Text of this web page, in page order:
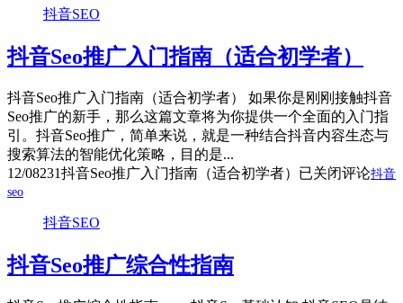
抖音SEO
抖音Seo推广入门指南（适合初学者）
抖音Seo推广入门指南（适合初学者） 如果你是刚刚接触抖音
Seo推广的新手，那么这篇文章将为你提供一个全面的入门指
引。抖音Seo推广，简单来说，就是一种结合抖音内容生态与
搜索算法的智能优化策略，目的是...
12/08231抖音Seo推广入门指南（适合初学者） 已关闭评论抖音
seo
抖音SEO
抖音Seo推广综合性指南